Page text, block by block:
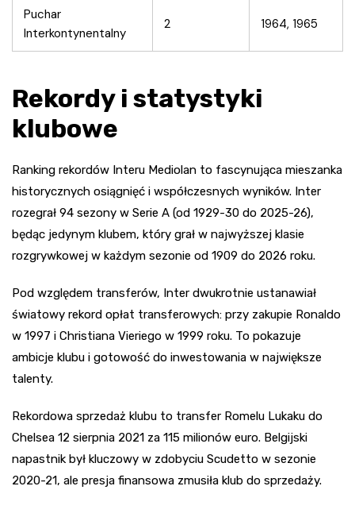
Puchar
Interkontynentalny
2 1964, 1965
Rekordy i statystyki
klubowe
Ranking rekordów Interu Mediolan to fascynująca mieszanka
historycznych osiągnięć i współczesnych wyników. Inter
rozegrał 94 sezony w Serie A (od 1929-30 do 2025-26),
będąc jedynym klubem, który grał w najwyższej klasie
rozgrywkowej w każdym sezonie od 1909 do 2026 roku.
Pod względem transferów, Inter dwukrotnie ustanawiał
światowy rekord opłat transferowych: przy zakupie Ronaldo
w 1997 i Christiana Vieriego w 1999 roku. To pokazuje
ambicje klubu i gotowość do inwestowania w największe
talenty.
Rekordowa sprzedaż klubu to transfer Romelu Lukaku do
Chelsea 12 sierpnia 2021 za 115 milionów euro. Belgijski
napastnik był kluczowy w zdobyciu Scudetto w sezonie
2020-21, ale presja finansowa zmusiła klub do sprzedaży.